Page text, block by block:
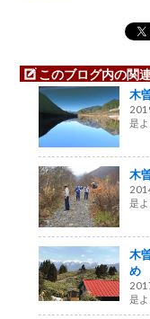
このブログ内の関
木
是
木
是
木
め
是